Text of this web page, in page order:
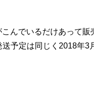
こんでいるだけあって販
送予定は同じく2018年3